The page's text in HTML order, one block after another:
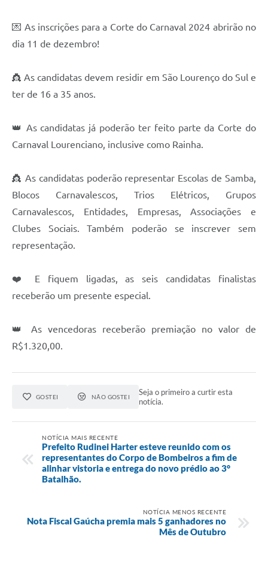
💌 As inscrições para a Corte do Carnaval 2024 abrirão no
dia 11 de dezembro!
👸 As candidatas devem residir em São Lourenço do Sul e
ter de 16 a 35 anos.
👑 As candidatas já poderão ter feito parte da Corte do
Carnaval Lourenciano, inclusive como Rainha.
👸 As candidatas poderão representar Escolas de Samba,
Blocos Carnavalescos, Trios Elétricos, Grupos
Carnavalescos, Entidades, Empresas, Associações e
Clubes Sociais. Também poderão se inscrever sem
representação.
❤️ E fiquem ligadas, as seis candidatas finalistas
receberão um presente especial.
👑 As vencedoras receberão premiação no valor de
R$1.320,00.
GOSTEI NÃO GOSTEI
Seja o primeiro a curtir esta
notícia.
NOTÍCIA MAIS RECENTE
Prefeito Rudinei Harter esteve reunido com os
representantes do Corpo de Bombeiros a fim de
alinhar vistoria e entrega do novo prédio ao 3°
Batalhão.
NOTÍCIA MENOS RECENTE
Nota Fiscal Gaúcha premia mais 5 ganhadores no
Mês de Outubro